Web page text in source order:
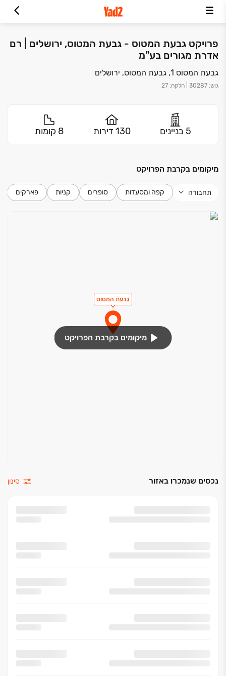
פרויקט גבעת המטוס - גבעת המטוס, ירושלים | רם
אדרת מגורים בע"מ
גבעת המטוס 1, גבעת המטוס, ירושלים
גוש:
30287 חלקה:
27
5 בניינים 130 דירות 8 קומות
מיקומים בקרבת הפרויקט
תחבורה קפה ומסעדות סופרים קניות פארקים
גבעת המטוס
מיקומים בקרבת הפרויקט
נכסים שנמכרו באזור סינון